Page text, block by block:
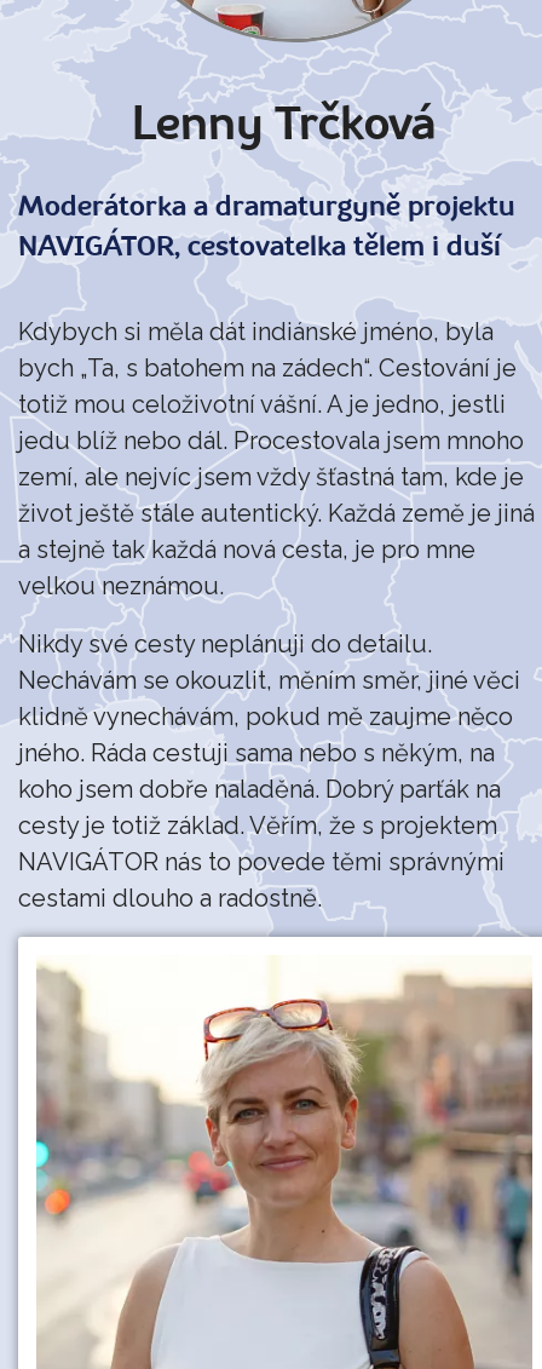
Lenny Trčková
Moderátorka a dramaturgyně projektu
NAVIGÁTOR, cestovatelka tělem i duší
Kdybych si měla dát indiánské jméno, byla
bych „Ta, s batohem na zádech“. Cestování je
totiž mou celoživotní vášní. A je jedno, jestli
jedu blíž nebo dál. Procestovala jsem mnoho
zemí, ale nejvíc jsem vždy šťastná tam, kde je
život ještě stále autentický. Každá země je jiná
a stejně tak každá nová cesta, je pro mne
velkou neznámou.
Nikdy své cesty neplánuji do detailu.
Nechávám se okouzlit, měním směr, jiné věci
klidně vynechávám, pokud mě zaujme něco
jného. Ráda cestuji sama nebo s někým, na
koho jsem dobře naladěná. Dobrý parťák na
cesty je totiž základ. Věřím, že s projektem
NAVIGÁTOR nás to povede těmi správnými
cestami dlouho a radostně.